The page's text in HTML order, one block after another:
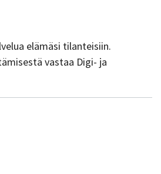
elämäsi tilanteisiin.
vastaa Digi- ja